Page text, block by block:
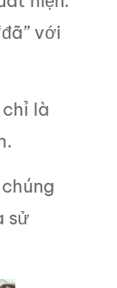
với
là
sử